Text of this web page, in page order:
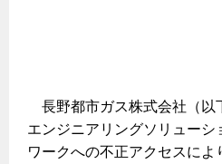
払込書による窓口でのお支払い
払込書によるスマホアプリでの
ガス給湯器とエコキュートの比較
快適性
グリル活用法
コンロの取替えは
その他をリフォーム
電気料金 長野都市ガスでんきプ
都市ガスでんき 従量電灯Ｂ
ヤミーのレシピ帖
ホーム
長野都市ガス株式会社（以
エンジニアリングソリュー
ワークへの不正アクセスに